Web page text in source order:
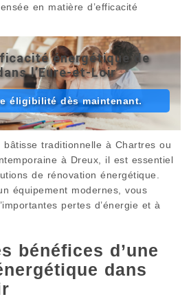
en matière d’efficacité
énergétique de
l’Eure-et-Loir
éligibilité dès maintenant.
traditionnelle à Chartres ou
à Dreux, il est essentiel
de rénovation énergétique.
équipement modernes, vous
pertes d’énergie et à
bénéfices d’une
dans